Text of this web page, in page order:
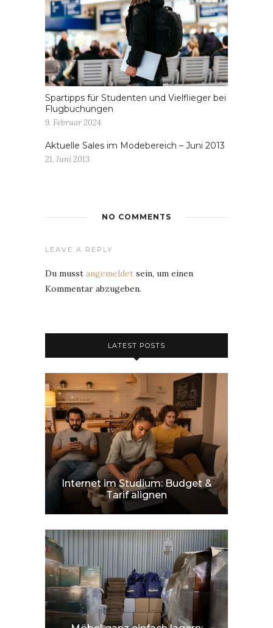
Spartipps für Studenten und Vielflieger bei
Flugbuchungen
9. Februar 2024
Aktuelle Sales im Modebereich – Juni 2013
21. Juni 2013
NO COMMENTS
LEAVE A REPLY
Du musst angemeldet sein, um einen
Kommentar abzugeben.
LATEST POSTS
Internet im Studium: Budget &
Tarif alignen